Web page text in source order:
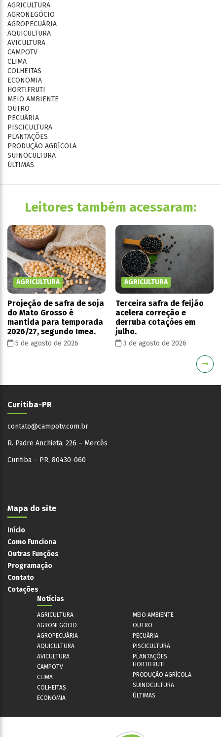
AGRICULTURA
AGRONEGÓCIO
AGROPECUÁRIA
AQUICULTURA
AVICULTURA
CAMPOTV
CLIMA
COLHEITAS
ECONOMIA
HORTIFRUTI
MEIO AMBIENTE
OUTRO
PECUÁRIA
PISCICULTURA
PLANTAÇÕES
PRODUÇÃO AGRÍCOLA
SUINOCULTURA
ÚLTIMAS
Leitores também acessaram:
AGRICULTURA
Projeção de safra de soja
do Mato Grosso é
mantida para temporada
2026/27, segundo Imea.
5 de agosto de 2026
AGRICULTURA
Terceira safra de feijão
acelera correção e
derruba cotações em
julho.
3 de agosto de 2026
Curitiba-PR
contato@campotv.com.br
R. Padre Anchieta, 226 – Mercês
Curitiba – PR, 80430-060
Mapa do site
Início
Como Funciona
Outras Funções
Programação
Contato
Cotações
Notícias
AGRICULTURA
AGRONEGÓCIO
AGROPECUÁRIA
AQUICULTURA
AVICULTURA
CAMPOTV
CLIMA
COLHEITAS
ECONOMIA
MEIO AMBIENTE
OUTRO
PECUÁRIA
PISCICULTURA
PLANTAÇÕES
HORTIFRUTI
PRODUÇÃO AGRÍCOLA
SUINOCULTURA
ÚLTIMAS